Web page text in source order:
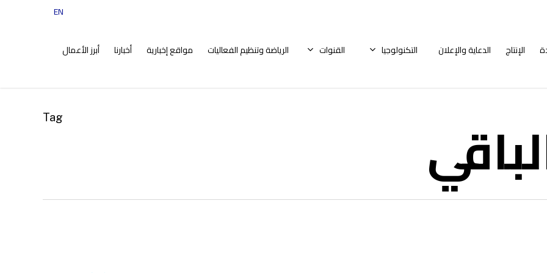
EN
الإنتاج الدعاية والإعلان التكنولوجيا القنوات الرياضة وتنظيم الفعاليات مواقع إخبارية أخبارنا أبرز الأعمال
Tag